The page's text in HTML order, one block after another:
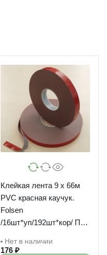
Клейкая лента 9 х 66м
PVC красная каучук.
Folsen
/16шт*уп/192шт*кор/ ПВХ
Нет в наличии
176 ₽